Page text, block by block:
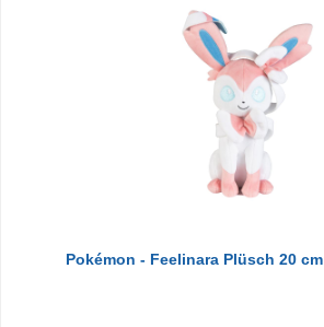
Pokémon - Feelinara Plüsch 20 cm